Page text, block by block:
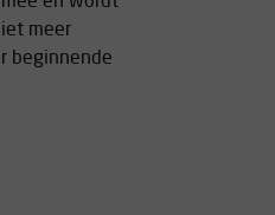
meer
beginnende